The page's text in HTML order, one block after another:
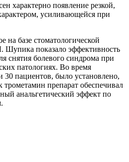
характерно появление резкой,
усиливающейся при
на базе стоматологической
показало эффективность
снятия болевого синдрома при
патологиях. Во время
30 пациентов, было установлено,
препарат обеспечивал
анальгетический эффект по